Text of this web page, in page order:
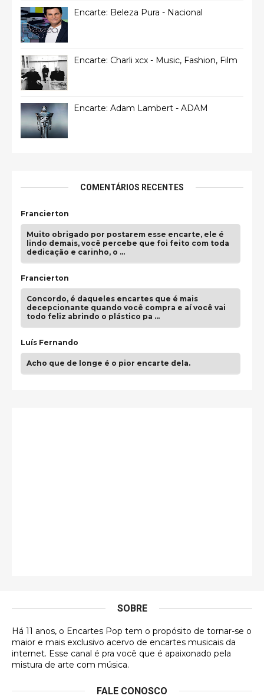
Encarte: Beleza Pura - Nacional
Encarte: Charli xcx - Music, Fashion, Film
Encarte: Adam Lambert - ADAM
COMENTÁRIOS RECENTES
Francierton
Muito obrigado por postarem esse encarte, ele é
lindo demais, você percebe que foi feito com toda
dedicação e carinho, o …
Francierton
Concordo, é daqueles encartes que é mais
decepcionante quando você compra e aí você vai
todo feliz abrindo o plástico pa …
Luís Fernando
Acho que de longe é o pior encarte dela.
DVD MIDINHO
Francierton
futuras aquisições, e olhando o encarte aqui, me
SOBRE
Há 11 anos, o Encartes Pop tem o propósito de tornar-se o
maior e mais exclusivo acervo de encartes musicais da
internet. Esse canal é pra você que é apaixonado pela
mistura de arte com música.
FALE CONOSCO